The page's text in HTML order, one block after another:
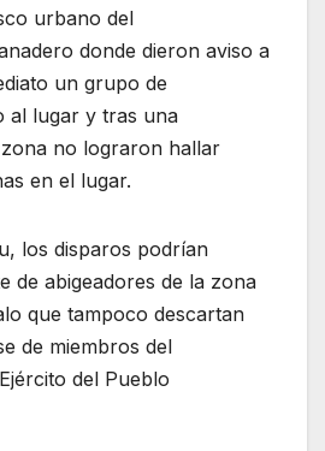
urbano del
donde dieron aviso a
un grupo de
al lugar y tras una
no lograron hallar
en el lugar.
los disparos podrían
de abigeadores de la zona
que tampoco descartan
de miembros del
del Pueblo